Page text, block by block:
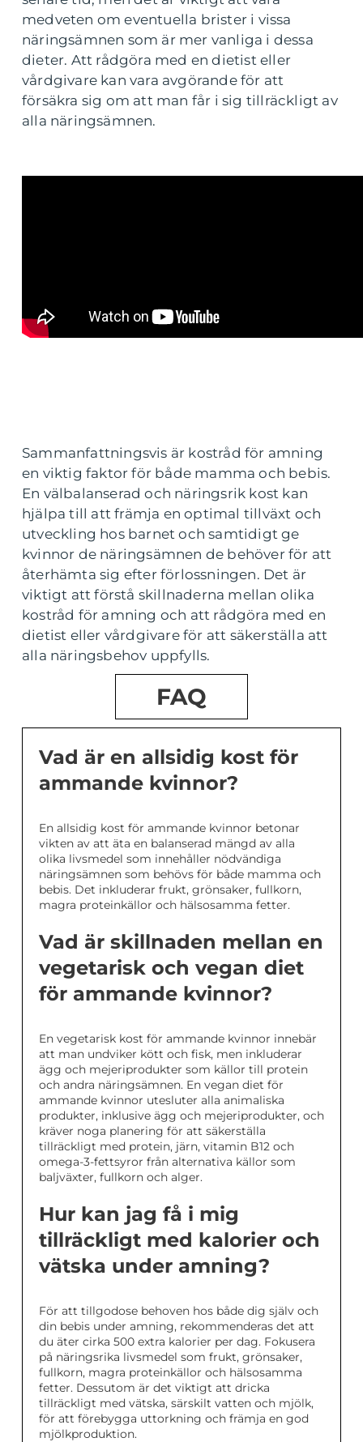
medveten om eventuella brister i vissa
näringsämnen som är mer vanliga i dessa
dieter. Att rådgöra med en dietist eller
vårdgivare kan vara avgörande för att
försäkra sig om att man får i sig tillräckligt av
alla näringsämnen.
Sammanfattningsvis är kostråd för amning
en viktig faktor för både mamma och bebis.
En välbalanserad och näringsrik kost kan
hjälpa till att främja en optimal tillväxt och
utveckling hos barnet och samtidigt ge
kvinnor de näringsämnen de behöver för att
återhämta sig efter förlossningen. Det är
viktigt att förstå skillnaderna mellan olika
kostråd för amning och att rådgöra med en
dietist eller vårdgivare för att säkerställa att
alla näringsbehov uppfylls.
FAQ
Vad är en allsidig kost för
ammande kvinnor?
En allsidig kost för ammande kvinnor betonar
vikten av att äta en balanserad mängd av alla
olika livsmedel som innehåller nödvändiga
näringsämnen som behövs för både mamma och
bebis. Det inkluderar frukt, grönsaker, fullkorn,
magra proteinkällor och hälsosamma fetter.
Vad är skillnaden mellan en
vegetarisk och vegan diet
för ammande kvinnor?
En vegetarisk kost för ammande kvinnor innebär
att man undviker kött och fisk, men inkluderar
ägg och mejeriprodukter som källor till protein
och andra näringsämnen. En vegan diet för
ammande kvinnor utesluter alla animaliska
produkter, inklusive ägg och mejeriprodukter, och
kräver noga planering för att säkerställa
tillräckligt med protein, järn, vitamin B12 och
omega-3-fettsyror från alternativa källor som
baljväxter, fullkorn och alger.
Hur kan jag få i mig
tillräckligt med kalorier och
vätska under amning?
För att tillgodose behoven hos både dig själv och
din bebis under amning, rekommenderas det att
du äter cirka 500 extra kalorier per dag. Fokusera
på näringsrika livsmedel som frukt, grönsaker,
fullkorn, magra proteinkällor och hälsosamma
fetter. Dessutom är det viktigt att dricka
tillräckligt med vätska, särskilt vatten och mjölk,
för att förebygga uttorkning och främja en god
mjölkproduktion.